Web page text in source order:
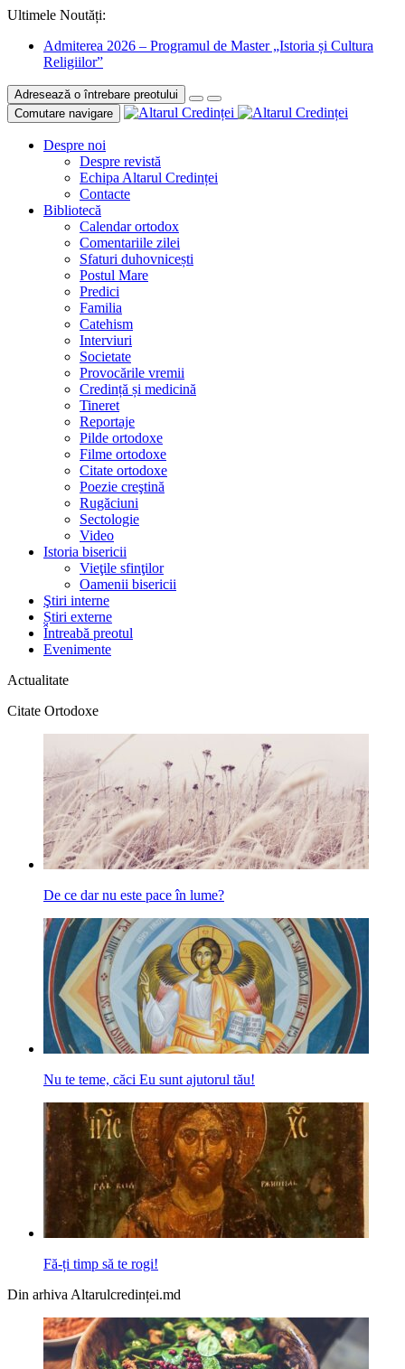
Ultimele Noutăți:
Admiterea 2026 – Programul de Master „Istoria și Cultura
Religiilor”
Adresează o întrebare preotului
Comutare navigare
Despre noi
Despre revistă
Echipa Altarul Credinței
Contacte
Bibliotecă
Calendar ortodox
Comentariile zilei
Sfaturi duhovnicești
Postul Mare
Predici
Familia
Catehism
Interviuri
Societate
Provocările vremii
Credință și medicină
Tineret
Reportaje
Pilde ortodoxe
Filme ortodoxe
Citate ortodoxe
Poezie creştină
Rugăciuni
Sectologie
Video
Istoria bisericii
Vieţile sfinţilor
Oamenii bisericii
Ştiri interne
Știri externe
Întreabă preotul
Evenimente
Actualitate
Citate Ortodoxe
De ce dar nu este pace în lume?
Nu te teme, căci Eu sunt ajutorul tău!
Fă-ți timp să te rogi!
Din arhiva Altarulcredinței.md